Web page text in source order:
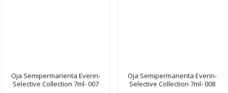
Oja Semipermanenta Everin-
Selective Collection 7ml- 007
Oja Semipermanenta Everin-
Selective Collection 7ml- 008